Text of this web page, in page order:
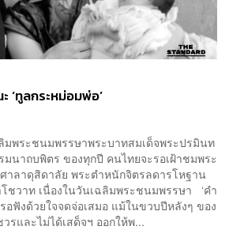
‘ทูลกระหม่อมพ่อ’
มพระชนมพรรษาพระบาทสมเด็จพระปรมินท
นาถบพิตร ของทุกปี คนไทยจะรอเฝ้าชมพระ
าลาดุสิดาลัย พระตำหนักจิตรลดารโหฐาน
ชวาท เนื่องในวันเฉลิมพระชนมพรรษา ‘คำ
อฟังด้วยใจจดจ่อเสมอ แม้ในขวบปีหลังๆ ของ
รและไม่ได้เสด็จฯ ออกให้พ...